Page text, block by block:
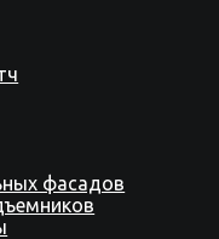
фасадов